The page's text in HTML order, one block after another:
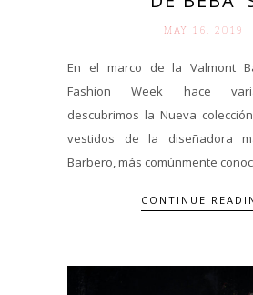
MAY 16. 2019
En el marco de la Valmont
Fashion Week hace
descubrimos la Nueva
vestidos de la diseñadora
Barbero, más comúnmente
CONTINUE